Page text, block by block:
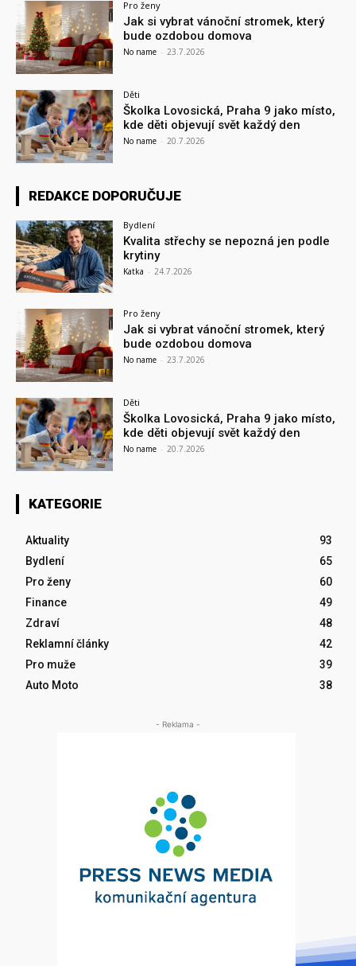
Pro ženy
Jak si vybrat vánoční stromek, který
bude ozdobou domova
No name - 23.7.2026
Děti
Školka Lovosická, Praha 9 jako místo,
kde děti objevují svět každý den
No name - 20.7.2026
REDAKCE DOPORUČUJE
Bydlení
Kvalita střechy se nepozná jen podle
krytiny
Katka - 24.7.2026
Pro ženy
Jak si vybrat vánoční stromek, který
bude ozdobou domova
No name - 23.7.2026
Děti
Školka Lovosická, Praha 9 jako místo,
kde děti objevují svět každý den
No name - 20.7.2026
KATEGORIE
Aktuality
93
Bydlení
65
Pro ženy
60
Finance
49
Zdraví
48
Reklamní články
42
Pro muže
39
Auto Moto
38
- Reklama -